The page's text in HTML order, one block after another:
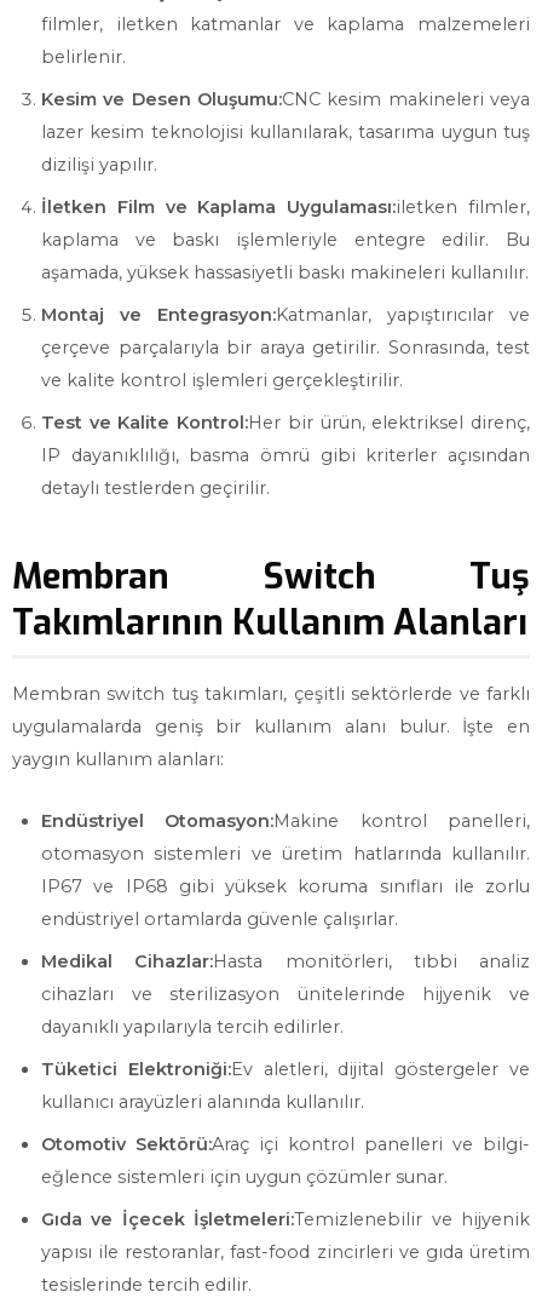
filmler, iletken katmanlar ve kaplama malzemeleri
belirlenir.
Kesim ve Desen Oluşumu:CNC kesim makineleri veya
lazer kesim teknolojisi kullanılarak, tasarıma uygun tuş
dizilişi yapılır.
İletken Film ve Kaplama Uygulaması:iletken filmler,
kaplama ve baskı işlemleriyle entegre edilir. Bu
aşamada, yüksek hassasiyetli baskı makineleri kullanılır.
Montaj ve Entegrasyon:Katmanlar, yapıştırıcılar ve
çerçeve parçalarıyla bir araya getirilir. Sonrasında, test
ve kalite kontrol işlemleri gerçekleştirilir.
Test ve Kalite Kontrol:Her bir ürün, elektriksel direnç,
IP dayanıklılığı, basma ömrü gibi kriterler açısından
detaylı testlerden geçirilir.
Membran Switch Tuş
Takımlarının Kullanım Alanları
Membran switch tuş takımları, çeşitli sektörlerde ve farklı
uygulamalarda geniş bir kullanım alanı bulur. İşte en
yaygın kullanım alanları:
Endüstriyel Otomasyon:Makine kontrol panelleri,
otomasyon sistemleri ve üretim hatlarında kullanılır.
IP67 ve IP68 gibi yüksek koruma sınıfları ile zorlu
endüstriyel ortamlarda güvenle çalışırlar.
Medikal Cihazlar:Hasta monitörleri, tıbbi analiz
cihazları ve sterilizasyon ünitelerinde hijyenik ve
dayanıklı yapılarıyla tercih edilirler.
Tüketici Elektroniği:Ev aletleri, dijital göstergeler ve
kullanıcı arayüzleri alanında kullanılır.
Otomotiv Sektörü:Araç içi kontrol panelleri ve bilgi-
eğlence sistemleri için uygun çözümler sunar.
Gıda ve İçecek İşletmeleri:Temizlenebilir ve hijyenik
yapısı ile restoranlar, fast-food zincirleri ve gıda üretim
tesislerinde tercih edilir.